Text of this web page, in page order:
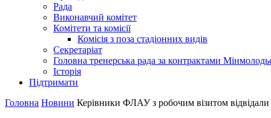
Рада
Виконавчий комітет
Комітети та комісії
Комісія з поза стадіонних видів
Секретаріат
Головна тренерська рада за контрактами
Історія
Підтримати
Головна Новини Керівники ФЛАУ з робочим візитом